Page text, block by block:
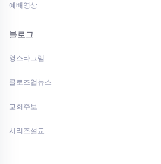
예배영상
블로그
영스타그램
클로즈업뉴스
교회주보
시리즈설교